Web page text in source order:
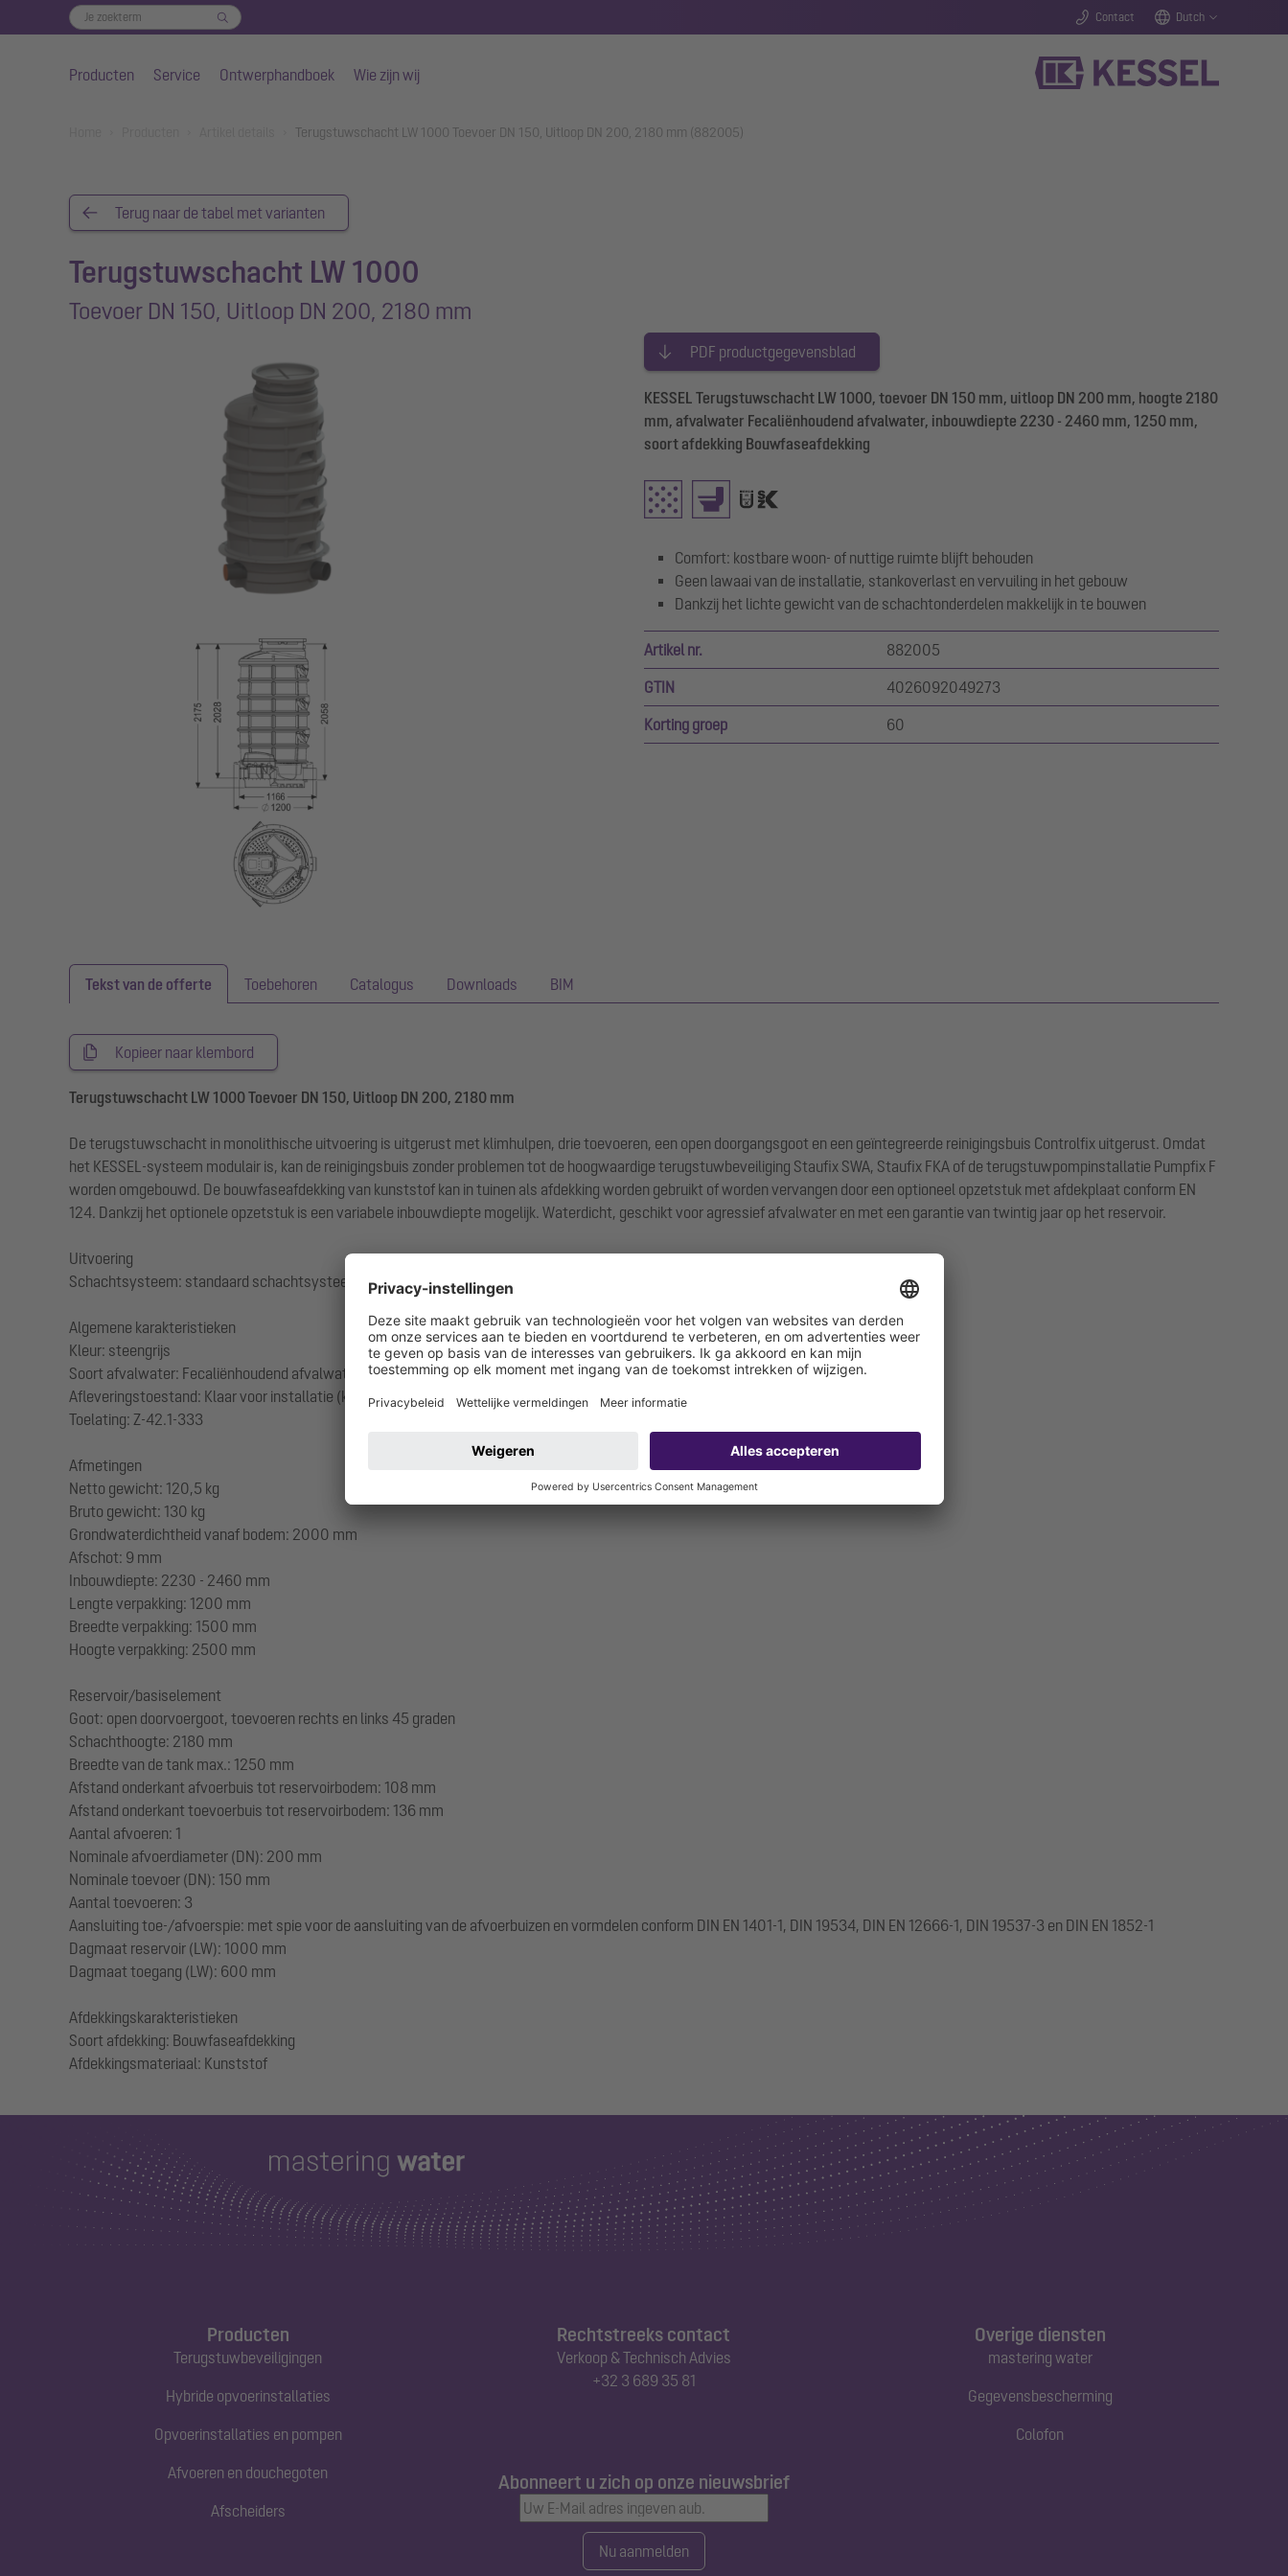
Contact Dutch
Producten Service Ontwerphandboek Wie zijn wij
Terugstuwschacht LW 1000 Toevoer DN 150, Uitloop DN 200, 2180 mm (882005)
Terug naar de tabel met varianten
Terugstuwschacht LW 1000
Toevoer DN 150, Uitloop DN 200, 2180 mm
PDF productgegevensblad
KESSEL Terugstuwschacht LW 1000, toevoer DN 150 mm, uitloop DN 200 mm, hoogte 2180
mm, afvalwater Fecaliënhoudend afvalwater, inbouwdiepte 2230 - 2460 mm, 1250 mm,
soort afdekking Bouwfaseafdekking
Comfort: kostbare woon- of nuttige ruimte blijft behouden
Geen lawaai van de installatie, stankoverlast en vervuiling in het gebouw
Dankzij het lichte gewicht van de schachtonderdelen makkelijk in te bouwen
Artikel nr. 882005
GTIN 4026092049273
Korting groep 60
Tekst van de offerte Toebehoren Catalogus Downloads BIM
Kopieer naar klembord
Terugstuwschacht LW 1000 Toevoer DN 150, Uitloop DN 200, 2180 mm
De terugstuwschacht in monolithische uitvoering is uitgerust met klimhulpen, drie toevoeren, een open doorgangsgoot en een geïntegreerde reinigingsbuis Controlfix uitgerust. Omdat
het KESSEL-systeem modulair is, kan de reinigingsbuis zonder problemen tot de hoogwaardige terugstuwbeveiliging Staufix SWA, Staufix FKA of de terugstuwpompinstallatie Pumpfix F
worden omgebouwd. De bouwfaseafdekking van kunststof kan in tuinen als afdekking worden gebruikt of worden vervangen door een optioneel opzetstuk met afdekplaat conform EN
124. Dankzij het optionele opzetstuk is een variabele inbouwdiepte mogelijk. Waterdicht, geschikt voor agressief afvalwater en met een garantie van twintig jaar op het reservoir.
Uitvoering
Schachtsysteem: standaard schachtsysteem
Algemene karakteristieken
Kleur: steengrijs
Soort afvalwater: Fecaliënhoudend afvalwater
Afleveringstoestand: Klaar voor installatie (koppelstukken bouwzijdig aan te sluiten)
Toelating: Z-42.1-333
Afmetingen
Netto gewicht: 120,5 kg
Bruto gewicht: 130 kg
Grondwaterdichtheid vanaf bodem: 2000 mm
Afschot: 9 mm
Inbouwdiepte: 2230 - 2460 mm
Lengte verpakking: 1200 mm
Breedte verpakking: 1500 mm
Hoogte verpakking: 2500 mm
Reservoir/basiselement
Goot: open doorvoergoot, toevoeren rechts en links 45 graden
Schachthoogte: 2180 mm
Breedte van de tank max.: 1250 mm
Afstand onderkant afvoerbuis tot reservoirbodem: 108 mm
Afstand onderkant toevoerbuis tot reservoirbodem: 136 mm
Aantal afvoeren: 1
Nominale afvoerdiameter (DN): 200 mm
Nominale toevoer (DN): 150 mm
Aantal toevoeren: 3
Aansluiting toe-/afvoerspie: met spie voor de aansluiting van de afvoerbuizen en vormdelen conform DIN EN 1401-1, DIN 19534, DIN EN 12666-1, DIN 19537-3 en DIN EN 1852-1
Dagmaat reservoir (LW): 1000 mm
Dagmaat toegang (LW): 600 mm
Afdekkingskarakteristieken
Soort afdekking: Bouwfaseafdekking
Producten
Terugstuwbeveiligingen
Hybride opvoerinstallaties
Opvoerinstallaties en pompen
Afvoeren en douchegoten
Afscheiders
Rechtstreeks contact
Verkoop & Technisch Advies
+32 3 689 35 81
Abonneert u zich op onze nieuwsbrief
Nu aanmelden
Overige diensten
mastering water
Gegevensbescherming
Colofon